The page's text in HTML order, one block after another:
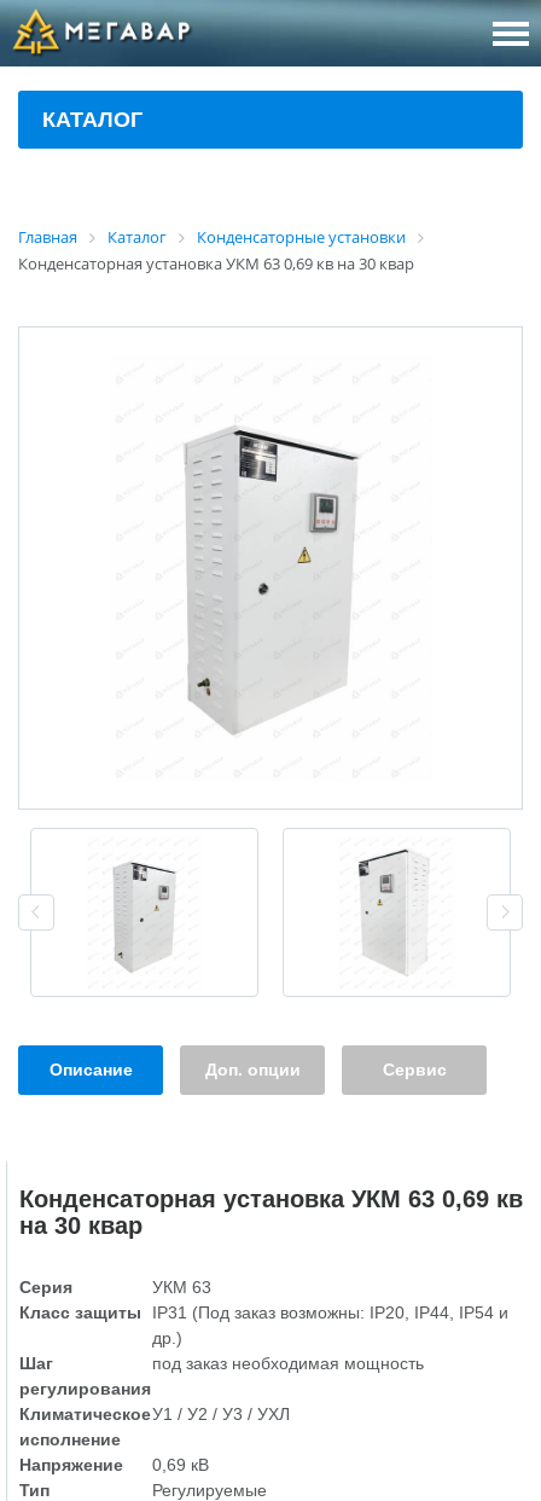
8
КАТАЛОГ
Главная Каталог
Конденсаторные установки
Конденсаторная установка УКМ 63 0,69 кв на 30 квар
Описание Доп. опции Сервис
Конденсаторная установка УКМ 63 0,69 кв
на 30 квар
Серия
УКМ 63
Класс защиты
IP31 (Под заказ возможны: IP20, IP44, IP54 и
др.)
Шаг
регулирования
под заказ необходимая мощность
Климатическое
исполнение
У1 / У2 / У3 / УХЛ
Напряжение
0,69 кВ
Тип
Регулируемые